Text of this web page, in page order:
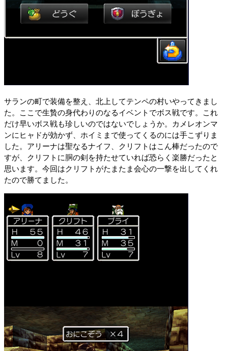
サランの町で装備を整え、北上してテンペの村いやってきまし
た。ここで生贄の身代わりのなるイベントでボス戦です。これ
だけ早いボス戦も珍しいのではないでしょうか。カメレオンマ
ンにヒャドが効かず、ホイミまで使ってくるのには手こずりま
した。アリーナは聖なるナイフ、クリフトはこん棒だったので
すが、クリフトに胴の剣を持たせていれば恐らく楽勝だったと
思います。今回はクリフトがたまたま会心の一撃を出してくれ
たので勝てました。